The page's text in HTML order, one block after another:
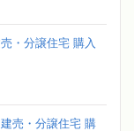
・分譲住宅 購入
売・分譲住宅 購